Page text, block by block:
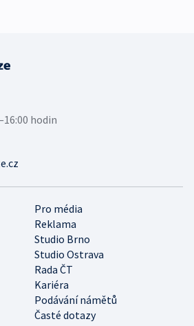
Pro média
Reklama
Studio Brno
Studio Ostrava
Rada ČT
Kariéra
Podávání námětů
Časté dotazy
hodin